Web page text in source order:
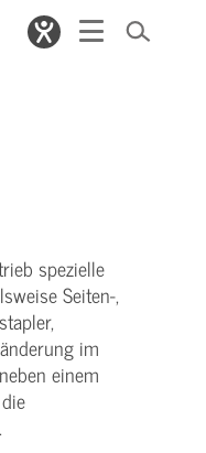
spezielle
Seiten-,
im
einem